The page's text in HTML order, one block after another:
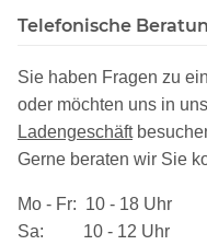
Telefonische
Sie haben Fragen zu
oder möchten uns in
Ladengeschäft
Gerne beraten wir Sie
Mo - Fr: 10 - 18 Uhr
Sa: 10 - 12 Uhr